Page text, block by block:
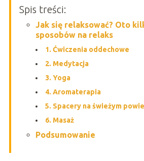
Spis treści:
Jak się relaksować? Oto
sposobów na relaks
1. Ćwiczenia oddechowe
2. Medytacja
3. Yoga
4. Aromaterapia
5. Spacery na świeżym
6. Masaż
Podsumowanie